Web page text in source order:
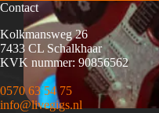
Contact
Kolkmansweg 26
7433 CL Schalkhaar
KVK nummer: 90856562
0570 63 54 75
info@livegigs.nl